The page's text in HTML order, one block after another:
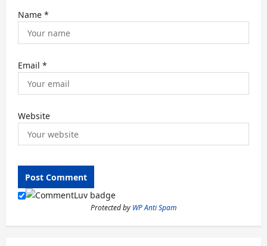
Name *
Email *
Website
Protected by WP Anti Spam